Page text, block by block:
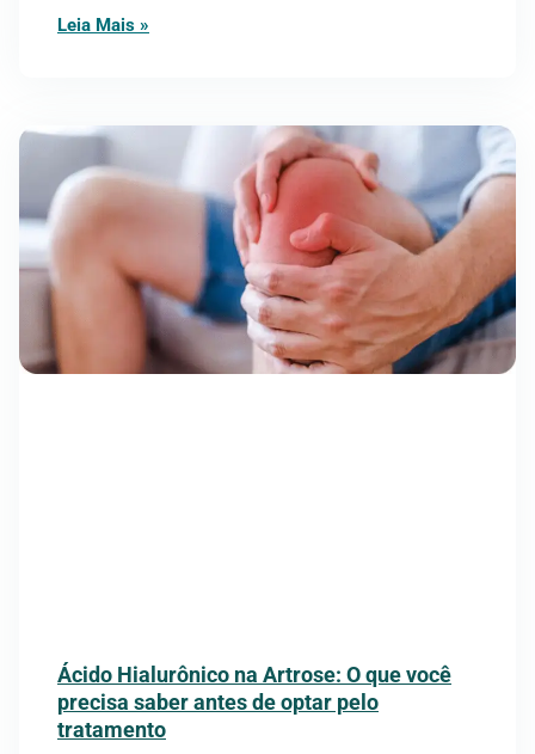
Leia Mais »
Ácido Hialurônico na Artrose: O que você
precisa saber antes de optar pelo
tratamento